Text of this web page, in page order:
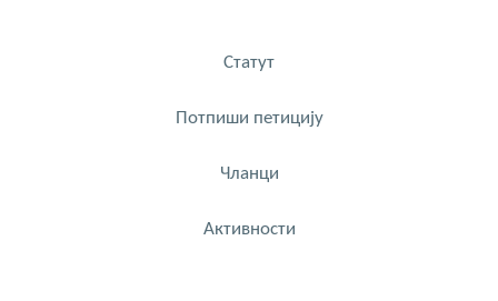
Статут
Потпиши петицију
Чланци
Активности